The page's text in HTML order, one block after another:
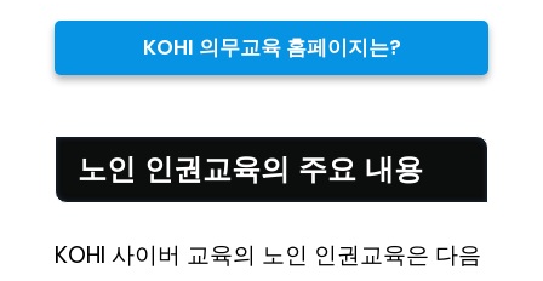
KOHI 의무교육 홈페이지는?
노인 인권교육의 주요 내용
KOHI 사이버 교육의 노인 인권교육은 다음